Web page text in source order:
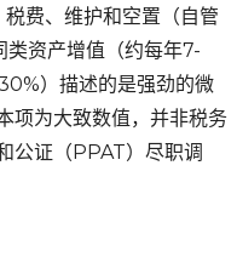
费、维护和空置（自管
类资产增值（约每年7-
）描述的是强劲的微
项为大致数值，并非税务
公证（PPAT）尽职调